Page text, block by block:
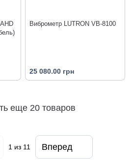
Виброметр LUTRON VB-8100
25 080.00 грн
еще 20 товаров
1 из 11 Вперед